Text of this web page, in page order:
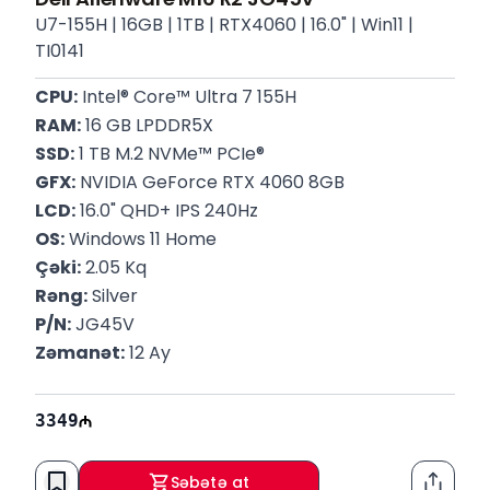
U7-155H | 16GB | 1TB | RTX4060 | 16.0" | Win11 |
TI0141
CPU: Intel® Core™ Ultra 7 155H
RAM: 16 GB LPDDR5X
SSD: 1 TB M.2 NVMe™ PCIe®
GFX: NVIDIA GeForce RTX 4060 8GB
LCD: 16.0" QHD+ IPS 240Hz
OS: Windows 11 Home
Çəki: 2.05 Kq
Rəng: Silver
P/N: JG45V
Zəmanət: 12 Ay
3349
Səbətə at